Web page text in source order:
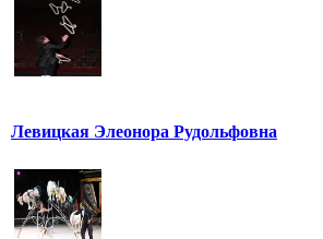
Левицкая Элеонора Рудольфовна